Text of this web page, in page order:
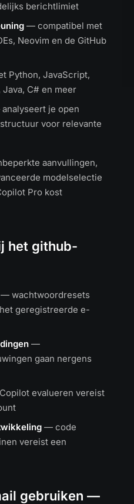
berichtlimiet
— compatibel met
Neovim en de GitHub
Python, JavaScript,
Java, C# en meer
je open
voor relevante
aanvullingen,
modelselectie
Pro kost
het github-
— wachtwoordresets
geregistreerde e-
—
gaan nergens
evalueren vereist
— code
vereist een
gebruiken —